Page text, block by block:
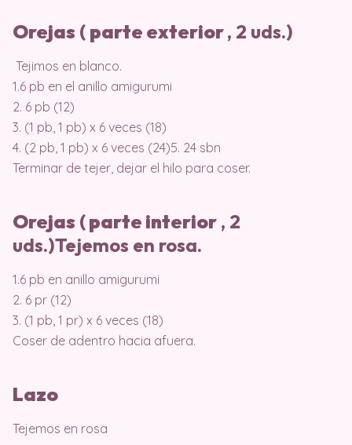
Orejas ( parte exterior, 2 uds.)
Tejimos en blanco.
1.6 pb en el anillo amigurumi
2. 6 pb (12)
3. (1 pb, 1 pb) x 6 veces (18)
4. (2 pb, 1 pb) x 6 veces (24)5. 24 sbn
Terminar de tejer, dejar el hilo para coser.
Orejas (parte interior , 2
uds.)Tejemos en rosa.
1.6 pb en anillo amigurumi
2. 6 pr (12)
3. (1 pb, 1 pr) x 6 veces (18)
Coser de adentro hacia afuera.
Lazo
Tejemos en rosa